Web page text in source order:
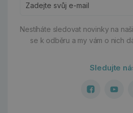
Nestíháte sledovat novinky na
se k odběru a my vám o nich
Sledujte